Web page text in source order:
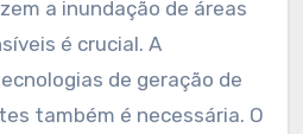
a inundação de áreas
é crucial. A
de geração de
também é necessária. O